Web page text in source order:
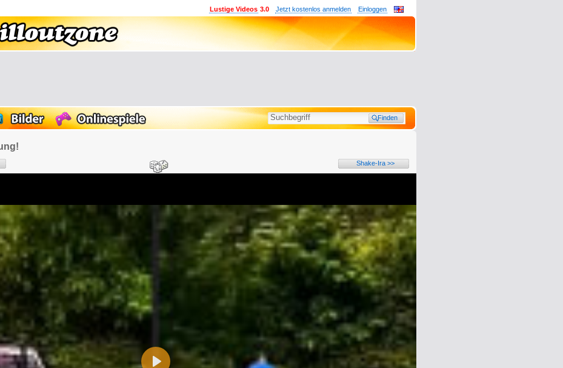
Einloggen
Jetzt kostenlos anmelden
Lustige Videos 3.0
Shake-Ira >>